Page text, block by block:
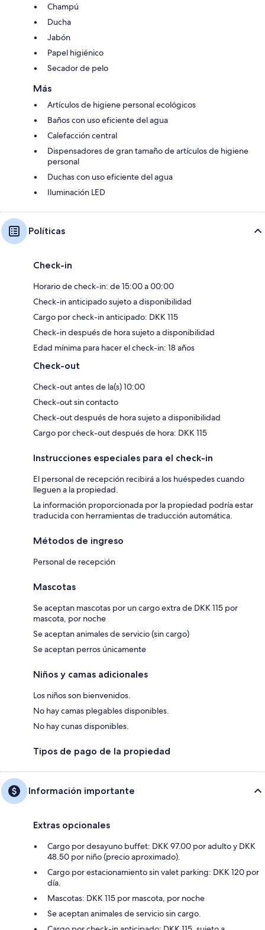
Champú
Ducha
Jabón
Papel higiénico
Secador de pelo
Más
Artículos de higiene personal ecológicos
Baños con uso eficiente del agua
Calefacción central
Dispensadores de gran tamaño de artículos de higiene
personal
Duchas con uso eficiente del agua
Iluminación LED
Políticas
Check-in
Horario de check-in: de 15:00 a 00:00
Check-in anticipado sujeto a disponibilidad
Cargo por check-in anticipado: DKK 115
Check-in después de hora sujeto a disponibilidad
Edad mínima para hacer el check-in: 18 años
Check-out
Check-out antes de la(s) 10:00
Check-out sin contacto
Check-out después de hora sujeto a disponibilidad
Cargo por check-out después de hora: DKK 115
Instrucciones especiales para el check-in
El personal de recepción recibirá a los huéspedes cuando
lleguen a la propiedad.
La información proporcionada por la propiedad podría estar
traducida con herramientas de traducción automática.
Métodos de ingreso
Personal de recepción
Mascotas
Se aceptan mascotas por un cargo extra de DKK 115 por
mascota, por noche
Se aceptan animales de servicio (sin cargo)
Se aceptan perros únicamente
Niños y camas adicionales
Los niños son bienvenidos.
No hay camas plegables disponibles.
No hay cunas disponibles.
Tipos de pago de la propiedad
Información importante
Extras opcionales
Cargo por desayuno buffet: DKK 97.00 por adulto y DKK
48.50 por niño (precio aproximado).
Cargo por estacionamiento sin valet parking: DKK 120 por
día.
Mascotas: DKK 115 por mascota, por noche
Se aceptan animales de servicio sin cargo.